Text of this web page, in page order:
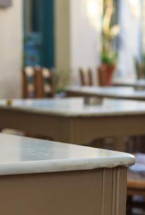
Nik Nikolopoulos
πριν από 2 έτη
Άψογη στη συνεργασία ,